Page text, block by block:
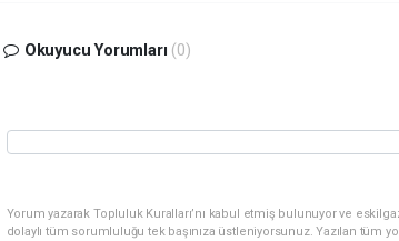
Okuyucu Yorumları (0)
Yorum yazarak Topluluk Kuralları’nı kabul etmiş bulunuyor ve
dolaylı tüm sorumluluğu tek başınıza üstleniyorsunuz. Yazılan